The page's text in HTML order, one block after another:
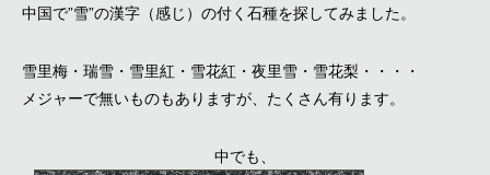
中国で”雪”の漢字（感じ）の付く石種を探してみました。
雪里梅・瑞雪・雪里紅・雪花紅・夜里雪・雪花梨・・・・
メジャーで無いものもありますが、たくさん有ります。
中でも、